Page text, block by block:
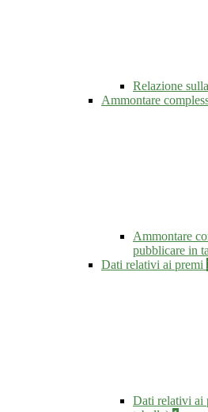
Relazione
Ammontare
Ammontare
pubblicare in
Dati relativi ai premi
Dati relativi ai